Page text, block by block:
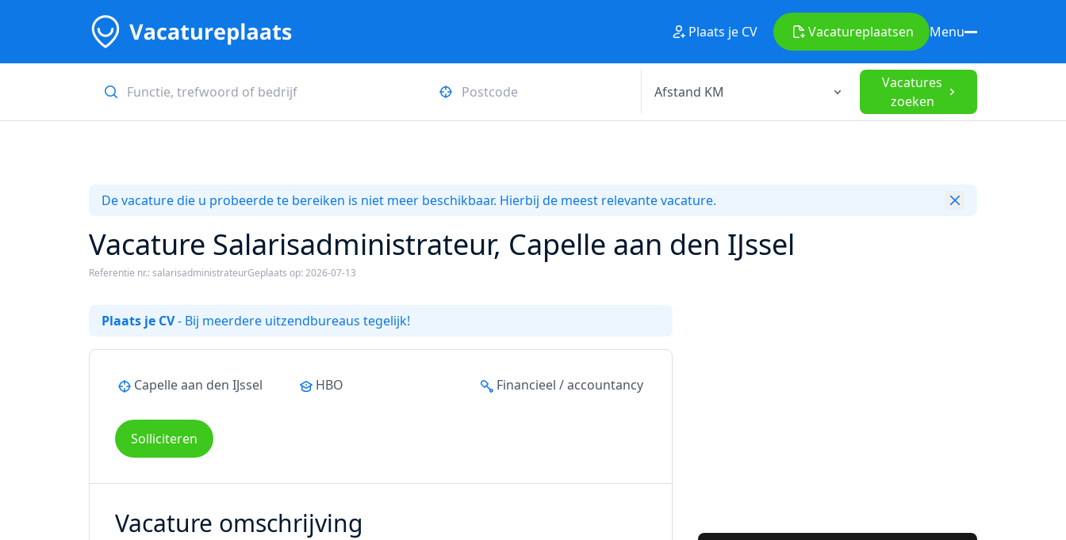
Plaats je CV Vacatureplaatsen Menu
Vacatures
zoeken
De vacature die u probeerde te bereiken is niet meer beschikbaar. Hierbij de meest relevante vacature.
Vacature Salarisadministrateur, Capelle aan den IJssel
Referentie nr.: salarisadministrateurGeplaats op: 2026-07-13
Plaats je CV- Bij meerdere uitzendbureaus tegelijk!
Capelle aan den IJssel HBO Financieel / accountancy
Solliciteren
Vacature omschrijving